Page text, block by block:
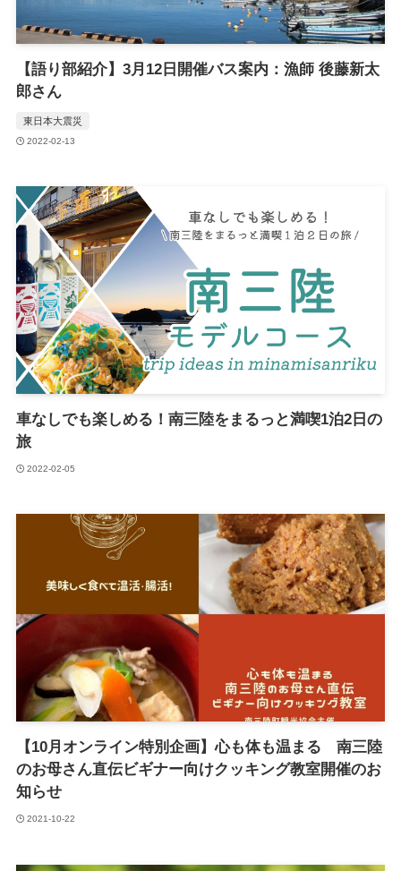
【語り部紹介】3月12日開催バス案内：漁師 後藤新太
郎さん
東日本大震災
2022-02-13
車なしでも楽しめる！南三陸をまるっと満喫1泊2日の
旅
2022-02-05
【10月オンライン特別企画】心も体も温まる 南三陸
のお母さん直伝ビギナー向けクッキング教室開催のお
知らせ
2021-10-22